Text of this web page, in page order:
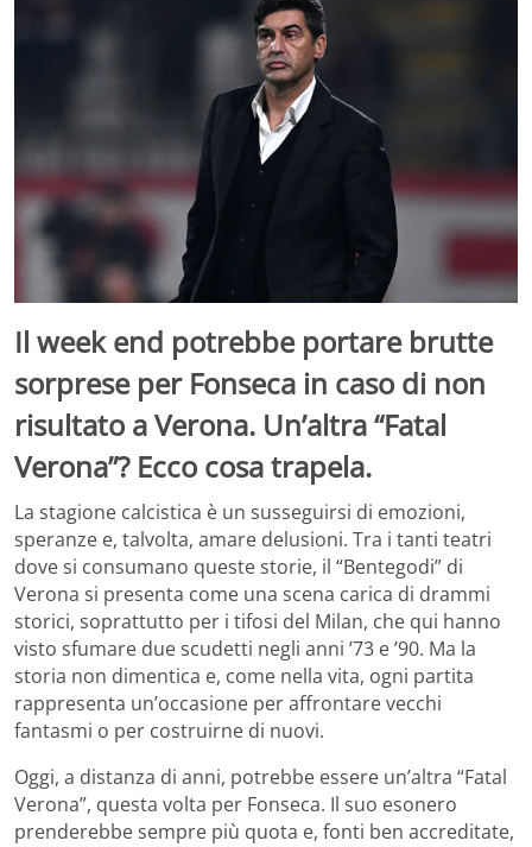
Il week end potrebbe portare brutte
sorprese per Fonseca in caso di non
risultato a Verona. Un’altra “Fatal
Verona”? Ecco cosa trapela.
La stagione calcistica è un susseguirsi di emozioni,
speranze e, talvolta, amare delusioni. Tra i tanti teatri
dove si consumano queste storie, il “Bentegodi” di
Verona si presenta come una scena carica di drammi
storici, soprattutto per i tifosi del Milan, che qui hanno
visto sfumare due scudetti negli anni ’73 e ’90. Ma la
storia non dimentica e, come nella vita, ogni partita
rappresenta un’occasione per affrontare vecchi
fantasmi o per costruirne di nuovi.
Oggi, a distanza di anni, potrebbe essere un’altra “Fatal
Verona”, questa volta per Fonseca. Il suo esonero
prenderebbe sempre più quota e, fonti ben accreditate,